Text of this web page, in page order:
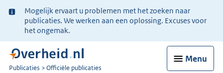
Ter
informatie:
Mogelijk ervaart u problemen met het zoeken naar
publicaties. We werken aan een oplossing. Excuses voor
het ongemak.
Menu
U
Publicaties Officiële publicaties